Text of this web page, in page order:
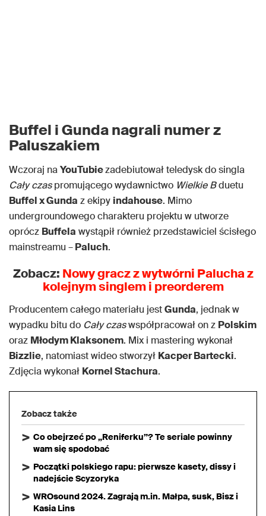
Buffel i Gunda nagrali numer z
Paluszakiem
Wczoraj naYouTubiezadebiutował teledysk do singla
Cały czaspromującego wydawnictwo Wielkie Bduetu
Buffel x Gunda z ekipy indahouse. Mimo
undergroundowego charakteru projektu w utworze
oprócz Buffela wystąpił również przedstawiciel ścisłego
mainstreamu –Paluch.
Zobacz: Nowy gracz z wytwórni Palucha z
kolejnym singlem i preorderem
Producentem całego materiału jestGunda, jednak w
wypadku bitu do Cały czaswspółpracował on z Polskim
oraz Młodym Klaksonem. Mix i mastering wykonał
Bizzlie, natomiast wideo stworzył Kacper Bartecki.
Zdjęcia wykonał Kornel Stachura.
Zobacz także
Co obejrzeć po „Reniferku”? Te seriale powinny
wam się spodobać
Początki polskiego rapu: pierwsze kasety, dissy i
nadejście Scyzoryka
WROsound 2024. Zagrają m.in. Małpa, susk, Bisz i
Kasia Lins